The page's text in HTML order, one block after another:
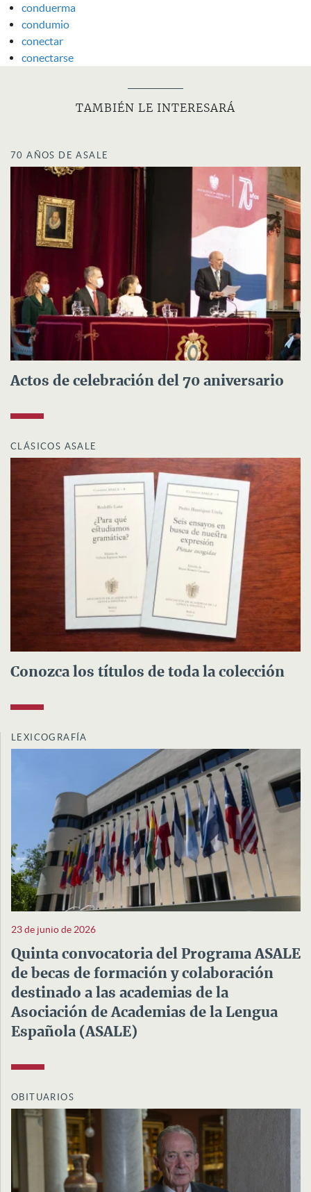
conduerma
condumio
conectar
conectarse
TAMBIÉN LE INTERESARÁ
70 AÑOS DE ASALE
Actos de celebración del 70 aniversario
CLÁSICOS ASALE
Conozca los títulos de toda la colección
LEXICOGRAFÍA
23 de junio de 2026
Quinta convocatoria del Programa ASALE
de becas de formación y colaboración
destinado a las academias de la
Asociación de Academias de la Lengua
Española (ASALE)
OBITUARIOS